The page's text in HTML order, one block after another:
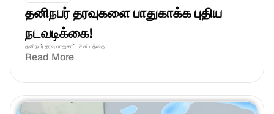
தனிநபர் தரவுகளை பாதுகாக்க புதிய
நடவடிக்கை!
தனிநபர் தரவு பாதுகாப்புச் சட்டத்தை....
Read More